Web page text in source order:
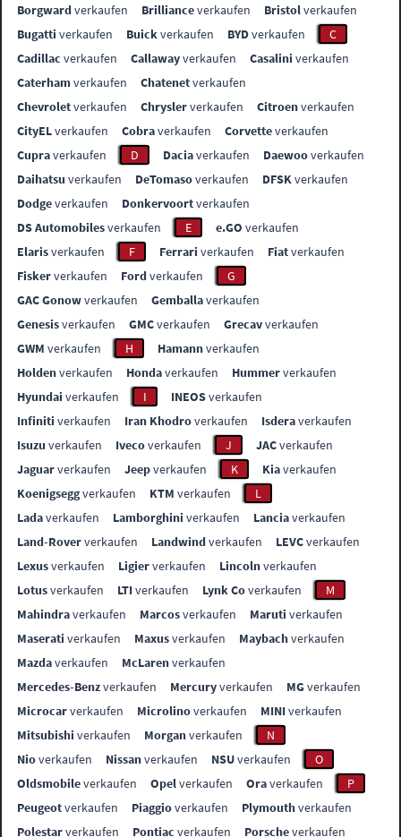
Borgwardverkaufen Brillianceverkaufen Bristolverkaufen
Bugatti verkaufen Buickverkaufen BYDverkaufen
C
Cadillac verkaufen Callawayverkaufen Casalini verkaufen
Caterhamverkaufen Chatenetverkaufen
Chevroletverkaufen Chryslerverkaufen Citroenverkaufen
CityELverkaufen Cobraverkaufen Corvetteverkaufen
Cupraverkaufen D Daciaverkaufen Daewooverkaufen
Daihatsu verkaufen DeTomasoverkaufen DFSKverkaufen
Dodgeverkaufen Donkervoortverkaufen
DS Automobilesverkaufen E e.GO verkaufen
Elarisverkaufen F Ferrari verkaufen Fiatverkaufen
Fiskerverkaufen Fordverkaufen
G
GAC Gonowverkaufen Gemballaverkaufen
Genesisverkaufen GMCverkaufen Grecavverkaufen
GWM verkaufen H Hamannverkaufen
Holdenverkaufen Hondaverkaufen Hummerverkaufen
Hyundai verkaufen I INEOSverkaufen
Infiniti verkaufen Iran Khodroverkaufen Isderaverkaufen
Isuzu verkaufen Ivecoverkaufen J JACverkaufen
Jaguarverkaufen Jeepverkaufen K Kiaverkaufen
Koenigseggverkaufen KTM verkaufen
L
Ladaverkaufen Lamborghini verkaufen Lanciaverkaufen
Land-Roververkaufen Landwindverkaufen LEVCverkaufen
Lexusverkaufen Ligierverkaufen Lincolnverkaufen
Lotusverkaufen LTIverkaufen Lynk Coverkaufen
M
Mahindraverkaufen Marcosverkaufen Maruti verkaufen
Maserati verkaufen Maxusverkaufen Maybachverkaufen
Mazdaverkaufen McLarenverkaufen
Mercedes-Benzverkaufen Mercuryverkaufen MGverkaufen
Microcarverkaufen Microlinoverkaufen MINIverkaufen
Mitsubishi verkaufen Morganverkaufen
N
Nioverkaufen Nissanverkaufen NSUverkaufen
O
Oldsmobileverkaufen Opelverkaufen Oraverkaufen
P
Peugeotverkaufen Piaggioverkaufen Plymouthverkaufen
Polestarverkaufen Pontiac verkaufen Porscheverkaufen